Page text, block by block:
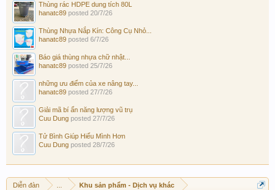
Thùng rác HDPE dung tích 80L
hanatc89 posted 20/7/26
Thùng Nhựa Nắp Kín: Công Cụ Nhỏ...
hanatc89 posted 6/7/26
Báo giá thùng nhựa chữ nhật...
hanatc89 posted 25/7/26
những ưu điểm của xe nâng tay...
hanatc89 posted 27/7/26
Giải mã bí ẩn năng lượng vũ trụ
Cuu Dung posted 27/7/26
Tử Bình Giúp Hiểu Mình Hơn
Cuu Dung posted 28/7/26
Diễn đàn Khu sản phẩm - Dịch vụ khác